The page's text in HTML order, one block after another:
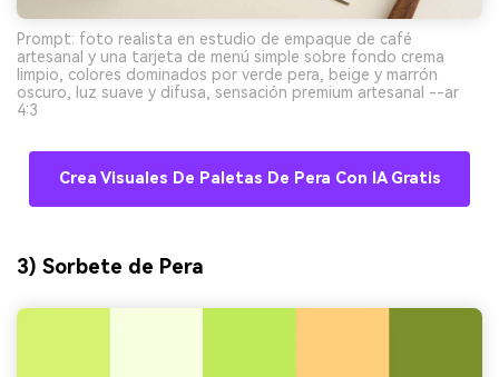
Prompt: foto realista en estudio de empaque de café
artesanal y una tarjeta de menú simple sobre fondo crema
limpio, colores dominados por verde pera, beige y marrón
oscuro, luz suave y difusa, sensación premium artesanal --ar
4:3
Crea Visuales De Paletas De Pera Con IA Gratis
3) Sorbete de Pera